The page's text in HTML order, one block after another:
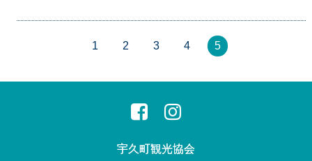
1 2 3 4 5
宇久町観光協会